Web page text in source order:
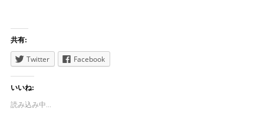
共有:
Twitter Facebook
いいね:
読み込み中...